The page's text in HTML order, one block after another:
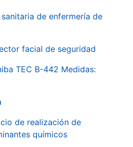
de enfermería de
facial de seguridad
TEC B-442 Medidas:
de realización de
químicos